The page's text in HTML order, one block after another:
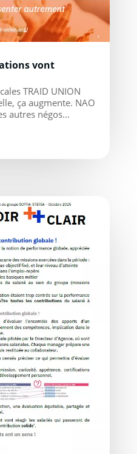
vont
TRAID UNION
ça augmente. NAO
autres négos...